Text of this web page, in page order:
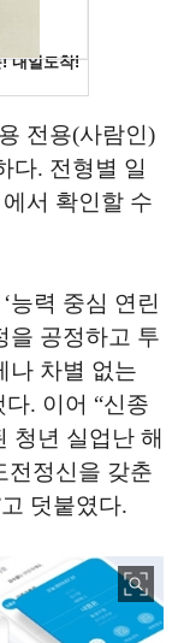
전용(사람인)
다. 전형별 일
서 확인할 수
능력 중심 연린
을 공정하고 투
나 차별 없는
. 이어 “신종
청년 실업난 해
전정신을 갖춘
덧붙였다.